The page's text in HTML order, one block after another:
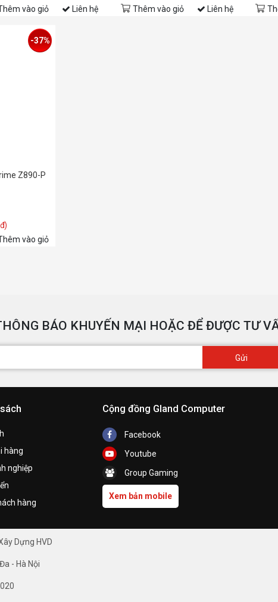
vào giỏ Liên hệ Thêm vào giỏ Liên hệ
Z890-P
-37%
vào giỏ
BÁO KHUYẾN MẠI HOẶC ĐỂ ĐƯỢC TƯ
Gửi
hàng
nghiệp
hàng
Cộng đồng Gland Computer
Facebook
Youtube
Group Gaming
Xem bản mobile
Dựng HVD
- Hà Nội